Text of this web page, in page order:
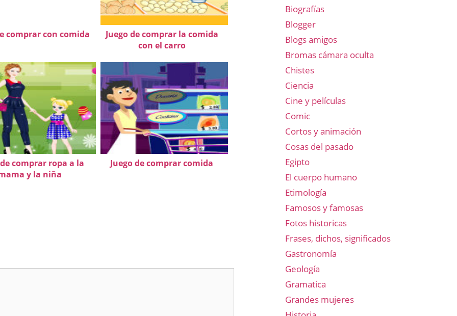
comprar con comida
Juego de comprar la comida
con el carro
comprar ropa a la
y la niña
Juego de comprar comida
Biografías
Blogger
Blogs amigos
Bromas cámara oculta
Chistes
Ciencia
Cine y películas
Comic
Cortos y animación
Cosas del pasado
Egipto
El cuerpo humano
Etimología
Famosos y famosas
Fotos historicas
Frases, dichos, significados
Gastronomía
Geología
Gramatica
Grandes mujeres